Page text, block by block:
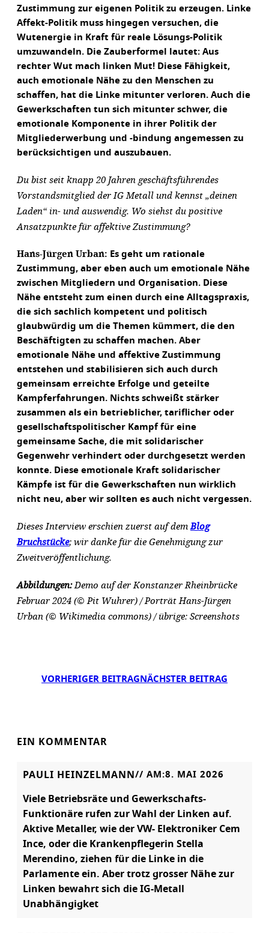
Zustimmung zur eigenen Politik zu erzeugen. Linke
Affekt-Politik muss hingegen versuchen, die
Wutenergie in Kraft für reale Lösungs-Politik
umzuwandeln. Die Zauberformel lautet: Aus
rechter Wut mach linken Mut! Diese Fähigkeit,
auch emotionale Nähe zu den Menschen zu
schaffen, hat die Linke mitunter verloren. Auch die
Gewerkschaften tun sich mitunter schwer, die
emotionale Komponente in ihrer Politik der
Mitgliederwerbung und -bindung angemessen zu
berücksichtigen und auszubauen.
Du bist seit knapp 20 Jahren geschäftsführendes
Vorstandsmitglied der IG Metall und kennst „deinen
Laden“ in- und auswendig. Wo siehst du positive
Ansatzpunkte für affektive Zustimmung?
Hans-Jürgen Urban: Es geht um rationale
Zustimmung, aber eben auch um emotionale Nähe
zwischen Mitgliedern und Organisation. Diese
Nähe entsteht zum einen durch eine Alltagspraxis,
die sich sachlich kompetent und politisch
glaubwürdig um die Themen kümmert, die den
Beschäftigten zu schaffen machen. Aber
emotionale Nähe und affektive Zustimmung
entstehen und stabilisieren sich auch durch
gemeinsam erreichte Erfolge und geteilte
Kampferfahrungen. Nichts schweißt stärker
zusammen als ein betrieblicher, tariflicher oder
gesellschaftspolitischer Kampf für eine
gemeinsame Sache, die mit solidarischer
Gegenwehr verhindert oder durchgesetzt werden
konnte. Diese emotionale Kraft solidarischer
Kämpfe ist für die Gewerkschaften nun wirklich
nicht neu, aber wir sollten es auch nicht vergessen.
Dieses Interview erschien zuerst auf demBlog
Bruchstücke; wir danke für die Genehmigung zur
Zweitveröffentlichung.
Abbildungen: Demo auf der Konstanzer Rheinbrücke
Februar 2024 (© Pit Wuhrer) / Porträt Hans-Jürgen
Urban (© Wikimedia commons) / übrige: Screenshots
VORHERIGER BEITRAG NÄCHSTER BEITRAG
EIN KOMMENTAR
PAULI HEINZELMANN // AM:8. MAI 2026
Viele Betriebsräte und Gewerkschafts-
Funktionäre rufen zur Wahl der Linken auf.
Aktive Metaller, wie der VW- Elektroniker Cem
Ince, oder die Krankenpflegerin Stella
Merendino, ziehen für die Linke in die
Parlamente ein. Aber trotz grosser Nähe zur
Linken bewahrt sich die IG-Metall
Unabhängigket